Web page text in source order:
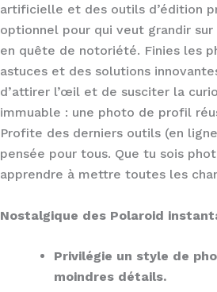
artificielle et des outils d’édition
optionnel pour qui veut grandir
en quête de notoriété. Finies les
astuces et des solutions
d’attirer l’œil et de susciter la
immuable : une photo de profil
Profite des derniers outils (en
pensée pour tous. Que tu sois
apprendre à mettre toutes les
Nostalgique des Polaroid
Privilégie un style de
moindres détails.